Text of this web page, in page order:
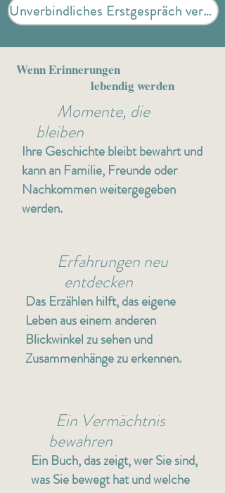
Unverbindliches Erstgespräch vereinbaren
Wenn Erinnerungen
lebendig werden
Momente, die
bleiben
Ihre Geschichte bleibt bewahrt und
kann an Familie, Freunde oder
Nachkommen weitergegeben
werden.
Erfahrungen neu
entdecken
Das Erzählen hilft, das eigene
Leben aus einem anderen
Blickwinkel zu sehen und
Zusammenhänge zu erkennen.
Ein Vermächtnis
bewahren
Ein Buch, das zeigt, wer Sie sind,
was Sie bewegt hat und welche